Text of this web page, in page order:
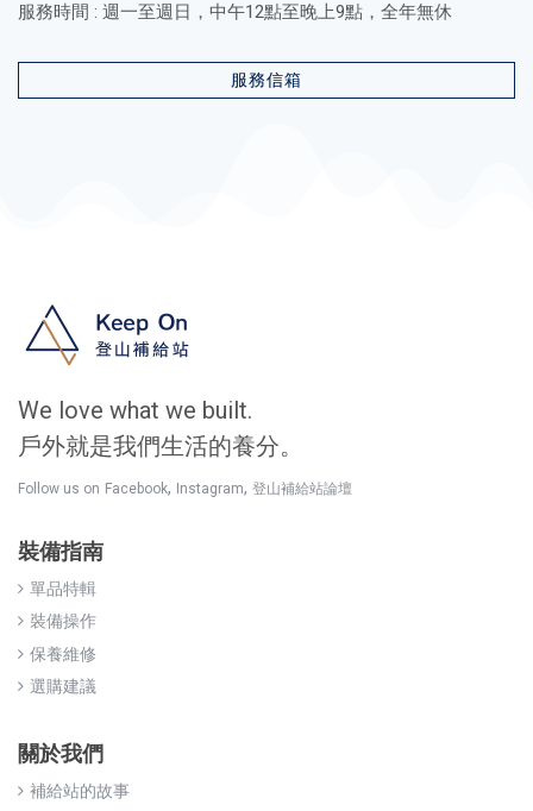
服務時間 : 週一至週日，中午12點至晚上9點，全年無休
服務信箱
We love what we built.
戶外就是我們生活的養分。
Follow us on Facebook, Instagram, 登山補給站論壇
裝備指南
單品特輯
裝備操作
保養維修
選購建議
關於我們
補給站的故事